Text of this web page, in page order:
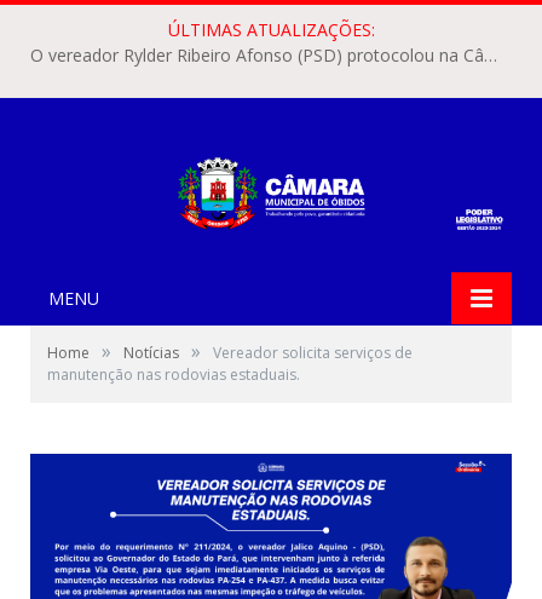
ÚLTIMAS ATUALIZAÇÕES:
O vereador Rylder Ribeiro Afonso (PSD) protocolou na Câmara Municipal de Óbidos o Requerimento nº 346/2026.
MENU
Home » Notícias »
Vereador solicita serviços de
manutenção nas rodovias estaduais.